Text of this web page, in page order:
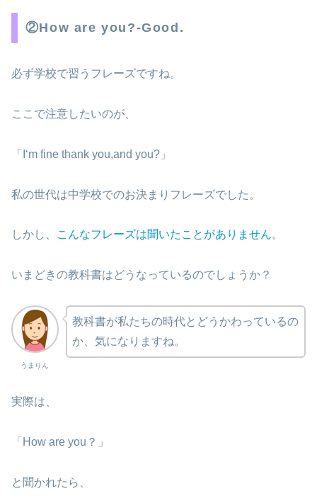
②How are you?-Good.
必ず学校で習うフレーズですね。
ここで注意したいのが、
「I‘m fine thank you,and you?」
私の世代は中学校でのお決まりフレーズでした。
しかし、 こんなフレーズは聞いたことがありません。
いまどきの教科書はどうなっているのでしょうか？
うまりん
教科書が私たちの時代とどうかわっているの
か、気になりますね。
実際は、
「How are you？」
と聞かれたら、